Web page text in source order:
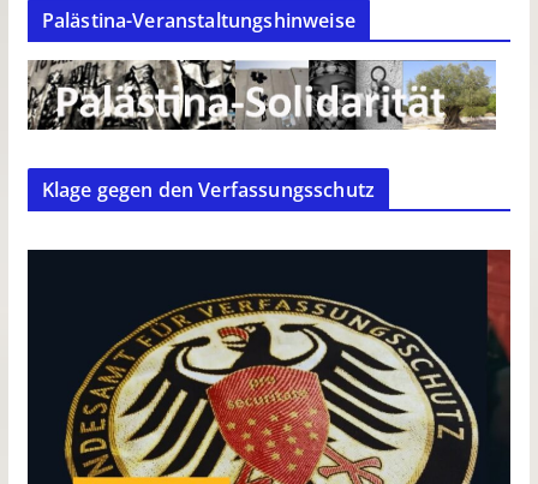
Palästina-Veranstaltungshinweise
Klage gegen den Verfassungsschutz